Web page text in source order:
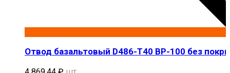
Отвод базальтовый D486-T40 BP-100 без